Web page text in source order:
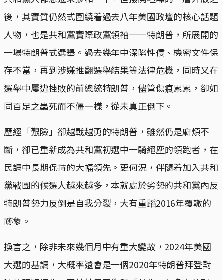
後，其實質仍然式圍繞着過去八年美國政壇的核心話題
人物，也是共和黨實際政黨領袖——特朗普，所展開的
一場特朗普式選舉。過去幾年中深陷性侵、機密文件保
存不當，再到涉嫌推翻選舉結果等法律危機，同時又在
選舉中屢遭挫敗的前總統特朗普，儘管傷痕累累，卻如
同百足之蟲死而不僵一樣，從未真正倒下。
歷經「艱險」卻越戰越勇的特朗普，雖然仍是麻煩不
斷，卻已重新成為共和黨初選中一騎絕塵的領跑者，在
民調中長期保持的大幅領先。更何況，伴隨着加入共和
黨戰團的候選人越來越多，本就處於劣勢的共和黨內反
特朗普勢力反倒是自我分裂，大有重蹈2016年覆轍的
跡象。
換言之，除非未來幾個月中有重大變故，2024年美國
大選的基調，大概率還會是一個2020年特朗普拜登對